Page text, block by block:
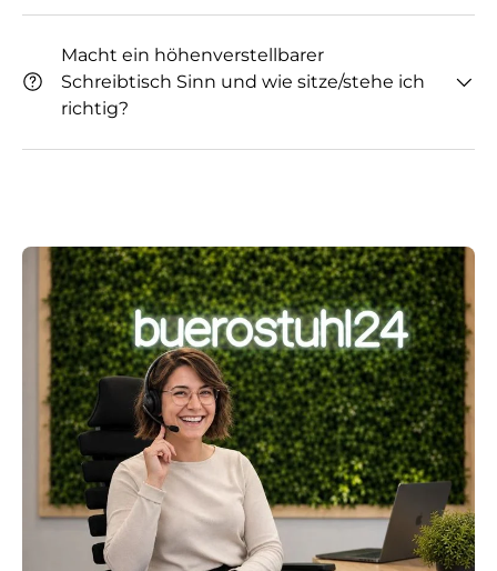
Macht ein höhenverstellbarer
Schreibtisch Sinn und wie sitze/stehe ich
richtig?